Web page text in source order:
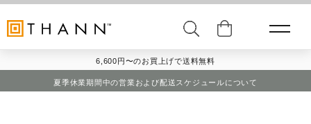
6,600円〜のお買上げで送料無料
夏季休業期間中の営業および配送スケジュールについて